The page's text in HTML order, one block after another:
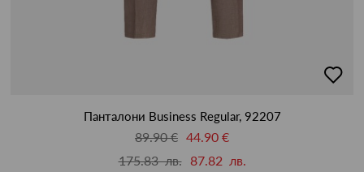
в
Панталони Business Regular, 92207
89.90 € 44.90 €
175.83 лв.
87.82 лв.